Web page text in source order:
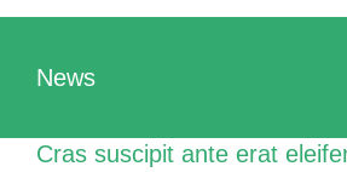
News
Cras suscipit ante erat